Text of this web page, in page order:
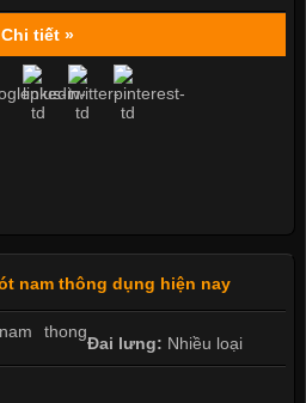
Chi tiết »
nam thông dụng hiện nay
Đai lưng: Nhiều loại